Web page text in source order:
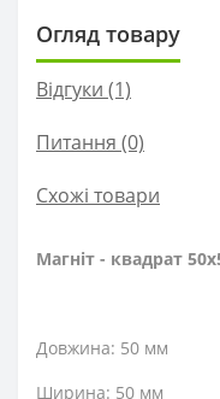
Огляд товару
Відгуки (1)
Питання (0)
Схожі товари
Магніт - квадрат
Довжина: 50 мм
Ширина: 50 мм